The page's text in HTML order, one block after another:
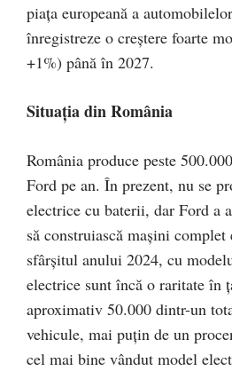
piața europeană a
înregistreze o creștere foarte
+1%) până în 2027.
Situația din România
România produce peste
Ford pe an. În prezent, nu se
electrice cu baterii, dar Ford a
să construiască mașini complet
sfârșitul anului 2024, cu
electrice sunt încă o raritate în
aproximativ 50.000 dintr-un
vehicule, mai puțin de un
cel mai bine vândut model